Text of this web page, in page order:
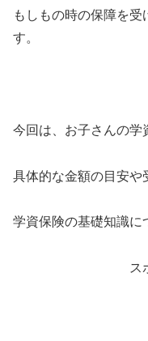
もしもの時の保障を受
す。
今回は、お子さんの学
具体的な金額の目安や
学資保険の基礎知識に
ス